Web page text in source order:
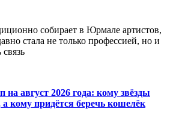
собирает в Юрмале артистов,
стала не только профессией, но и
август 2026 года: кому звёзды
кому придётся беречь кошелёк